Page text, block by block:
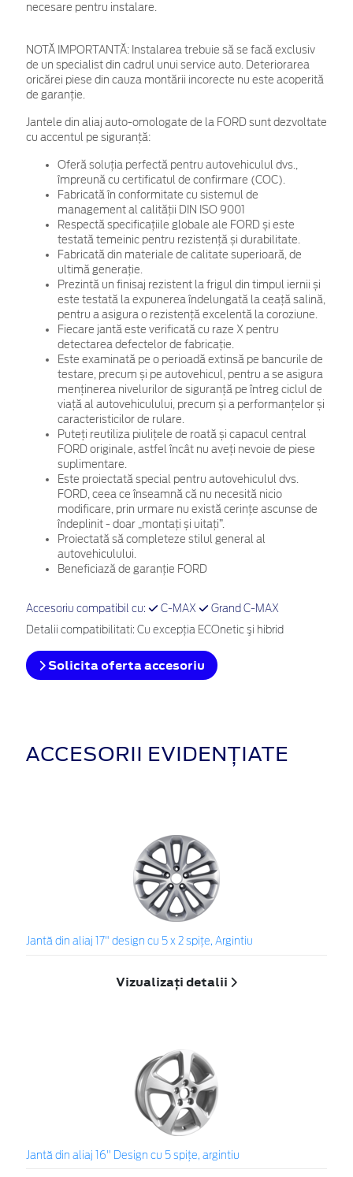
necesare pentru instalare.
NOTĂ IMPORTANTĂ: Instalarea trebuie să se facă exclusiv
de un specialist din cadrul unui service auto. Deteriorarea
oricărei piese din cauza montării incorecte nu este acoperită
de garanţie.
Jantele din aliaj auto-omologate de la FORD sunt dezvoltate
cu accentul pe siguranță:
Oferă soluția perfectă pentru autovehiculul dvs.,
împreună cu certificatul de confirmare (COC).
Fabricată în conformitate cu sistemul de
management al calității DIN ISO 9001
Respectă specificațiile globale ale FORD și este
testată temeinic pentru rezistență și durabilitate.
Fabricată din materiale de calitate superioară, de
ultimă generație.
Prezintă un finisaj rezistent la frigul din timpul iernii și
este testată la expunerea îndelungată la ceață salină,
pentru a asigura o rezistență excelentă la coroziune.
Fiecare jantă este verificată cu raze X pentru
detectarea defectelor de fabricație.
Este examinată pe o perioadă extinsă pe bancurile de
testare, precum și pe autovehicul, pentru a se asigura
menținerea nivelurilor de siguranță pe întreg ciclul de
viață al autovehiculului, precum și a performanțelor și
caracteristicilor de rulare.
Puteți reutiliza piulițele de roată și capacul central
FORD originale, astfel încât nu aveți nevoie de piese
suplimentare.
Este proiectată special pentru autovehiculul dvs.
FORD, ceea ce înseamnă că nu necesită nicio
modificare, prin urmare nu există cerințe ascunse de
îndeplinit - doar „montați și uitați”.
Proiectată să completeze stilul general al
autovehiculului.
Beneficiază de garanție FORD
Accesoriu compatibil cu: C-MAX Grand C-MAX
Detalii compatibilitati: Cu excepţia ECOnetic şi hibrid
Solicita oferta accesoriu
ACCESORII EVIDENȚIATE
Jantă din aliaj 17" design cu 5 x 2 spiţe, Argintiu
Vizualizați detalii
Jantă din aliaj 16" Design cu 5 spiţe, argintiu